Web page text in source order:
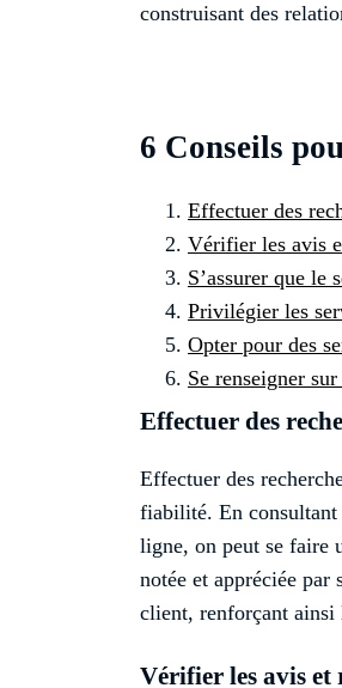
construisant des
6 Conseils
Effectuer des
Vérifier les avis
S’assurer que
Privilégier les
Opter pour des
Se renseigner
Effectuer des
Effectuer des
fiabilité. En consultant
ligne, on peut se faire
notée et appréciée par
client, renforçant ainsi
Vérifier les avis et